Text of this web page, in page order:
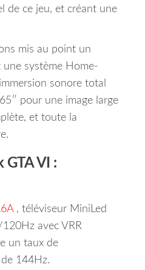
de ce jeu, et créant une
mis au point un
une système Home-
sonore total
pour une image large
et toute la
GTA VI :
, téléviseur MiniLed
avec VRR
un taux de
144Hz.